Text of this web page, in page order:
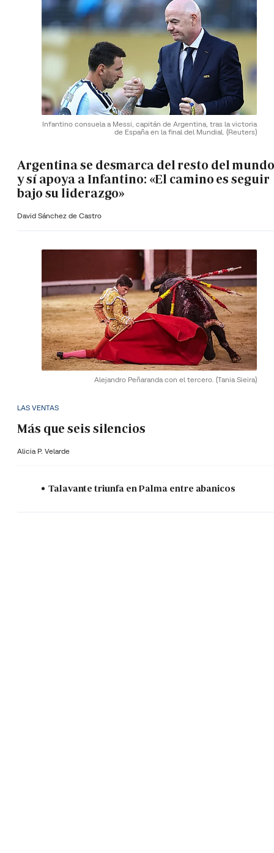
Infantino consuela a Messi, capitán de Argentina, tras la victoria
de España en la final del Mundial. (Reuters)
Argentina se desmarca del resto del mundo
y sí apoya a Infantino: «El camino es seguir
bajo su liderazgo»
David Sánchez de Castro
Alejandro Peñaranda con el tercero. (Tania Sieira)
LAS VENTAS
Más que seis silencios
Alicia P. Velarde
Talavante triunfa en Palma entre abanicos